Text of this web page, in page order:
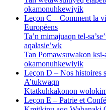
okamonuhkewiyik
Leçon C – Comment la
Européens
Ta’n mimajuaqn tel-
aqalasie’wk
Tan Pomawsuwakon
okamonuhkewiyik
Leçon D – Nos histoires
A’tukwaqn
Ktatkuhkakonon
Leçon E – Patrie et